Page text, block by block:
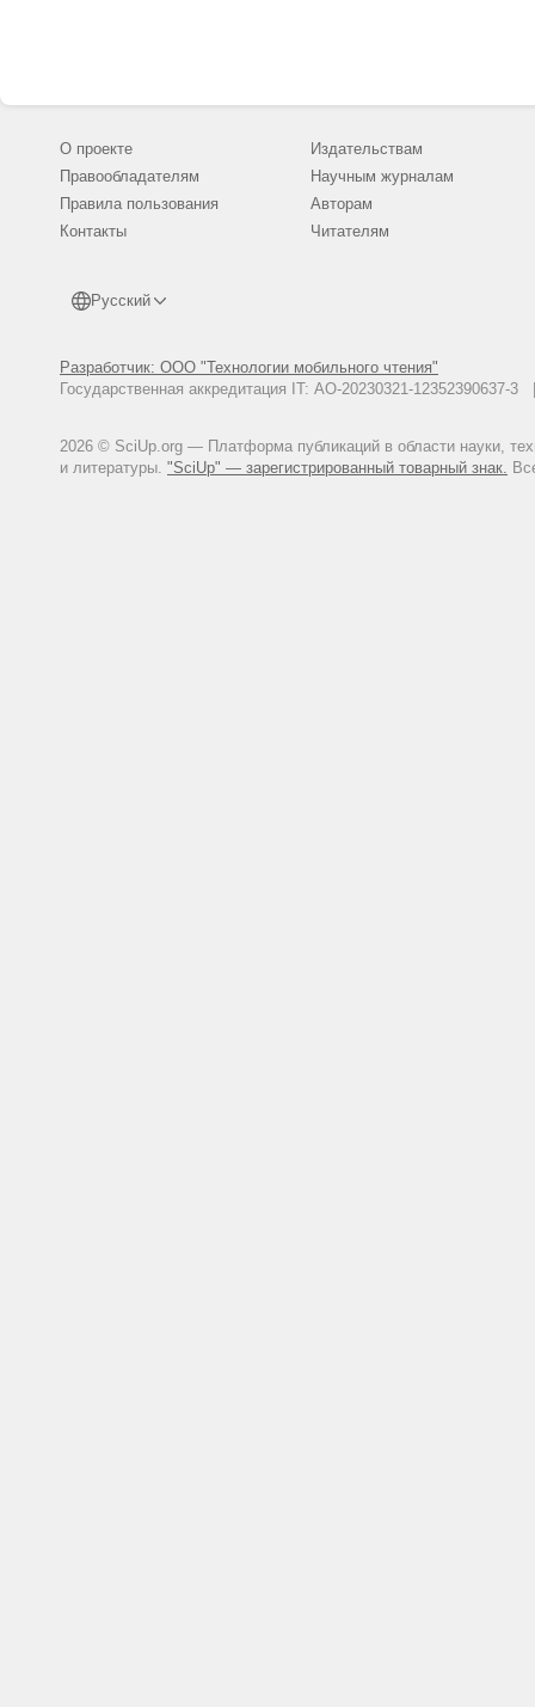
О проекте
Правообладателям
Правила пользования
Контакты
Русский
Разработчик: ООО "Технологии мобильного чтения"
Государственная аккредитация IT: АО-20230321-
2026 © SciUp.org — Платформа публикаций в области науки,
и литературы. "SciUp" — зарегистрированный товарный знак.
Издательствам
Научным журналам
Авторам
Читателям